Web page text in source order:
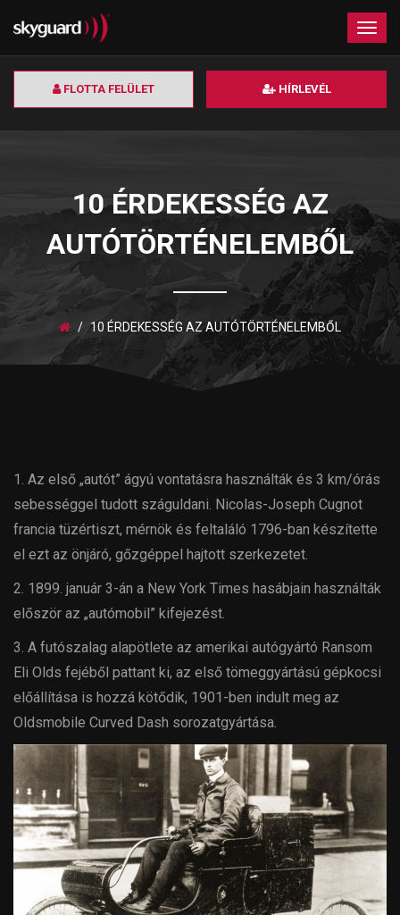
FLOTTA FELÜLET HÍRLEVÉL
×
10 ÉRDEKESSÉG AZ
AUTÓTÖRTÉNELEMBŐL
10 ÉRDEKESSÉG AZ AUTÓTÖRTÉNELEMBŐL
1. Az első „autót” ágyú vontatásra használták és 3 km/órás
sebességgel tudott száguldani. Nicolas-Joseph Cugnot
francia tüzértiszt, mérnök és feltaláló 1796-ban készítette
el ezt az önjáró, gőzgéppel hajtott szerkezetet.
2. 1899. január 3-án a New York Times hasábjain használták
először az „autómobil” kifejezést.
3. A futószalag alapötlete az amerikai autógyártó Ransom
Eli Olds fejéből pattant ki, az első tömeggyártású gépkocsi
előállítása is hozzá kötődik, 1901-ben indult meg az
Oldsmobile Curved Dash sorozatgyártása.